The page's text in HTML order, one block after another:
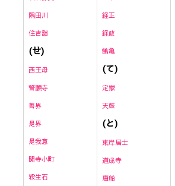
隅田川
住吉詣
(せ)
西王母
誓願寺
善界
是界
是我意
関寺小町
殺生石
経正
経政
鶴亀
(て)
定家
天鼓
(と)
東岸居士
道成寺
唐船